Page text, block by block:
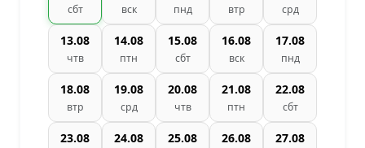
сбт вск пнд втр срд
13.08
чтв
14.08
птн
15.08
сбт
16.08
вск
17.08
пнд
18.08
втр
19.08
срд
20.08
чтв
21.08
птн
22.08
сбт
23.08 24.08 25.08 26.08 27.08